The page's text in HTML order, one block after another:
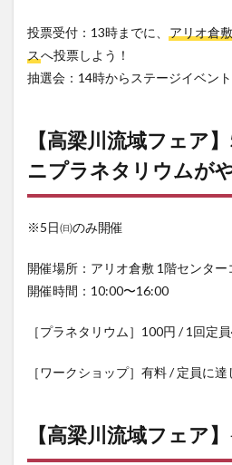
投票受付：13時までに、
アリオ倉
スへ投票しよう！
抽選会：14時からステージイベン
【高梁川流域フェア
ニプラネタリウムが
※5日㈰のみ開催
開催場所：アリオ倉敷 1階センター
開催時間：10:00〜16:00
［プラネタリウム］100円 / 1回定
［ワークショップ］有料 / 定員に
【高梁川流域フェア